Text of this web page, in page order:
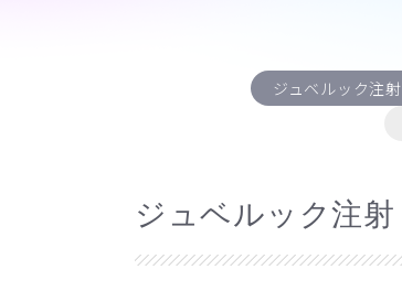
ジュベルック注射
ジュベルック注射